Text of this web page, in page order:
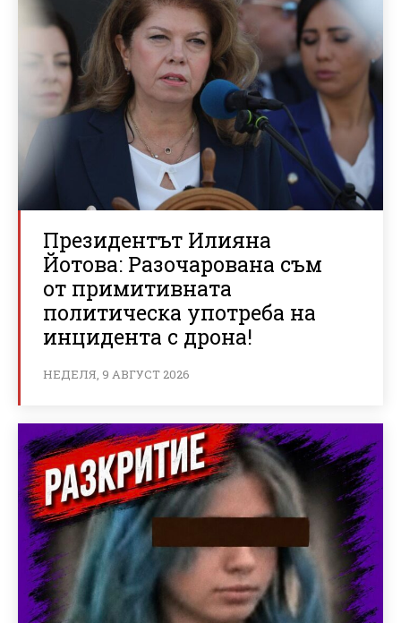
Президентът Илияна
Йотова: Разочарована съм
от примитивната
политическа употреба на
инцидента с дрона!
НЕДЕЛЯ, 9 АВГУСТ 2026